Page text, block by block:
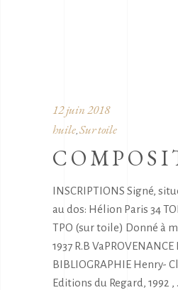
12 juin 2018
huile, Sur toile
INSCRIPTIONS Signé,
au dos: Hélion Paris 34
TPO (sur toile) Donné à
1937 R.B
BIBLIOGRAPHIE Henry-
Editions du Regard, 1992 ,